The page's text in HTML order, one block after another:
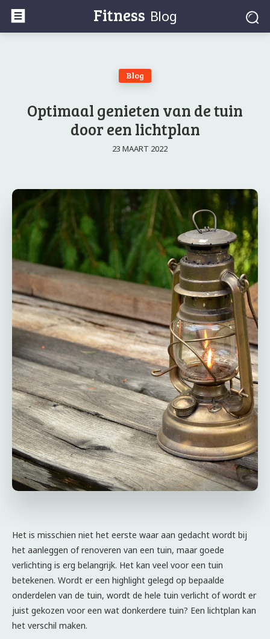
Fitness Blog
Blog
Optimaal genieten van de tuin
door een lichtplan
23 MAART 2022
Het is misschien niet het eerste waar aan gedacht wordt bij
het aanleggen of renoveren van een tuin, maar goede
verlichting is erg belangrijk. Het kan veel voor een tuin
betekenen. Wordt er een highlight gelegd op bepaalde
onderdelen van de tuin, wordt de hele tuin verlicht of wordt er
juist gekozen voor een wat donkerdere tuin? Een lichtplan kan
het verschil maken.